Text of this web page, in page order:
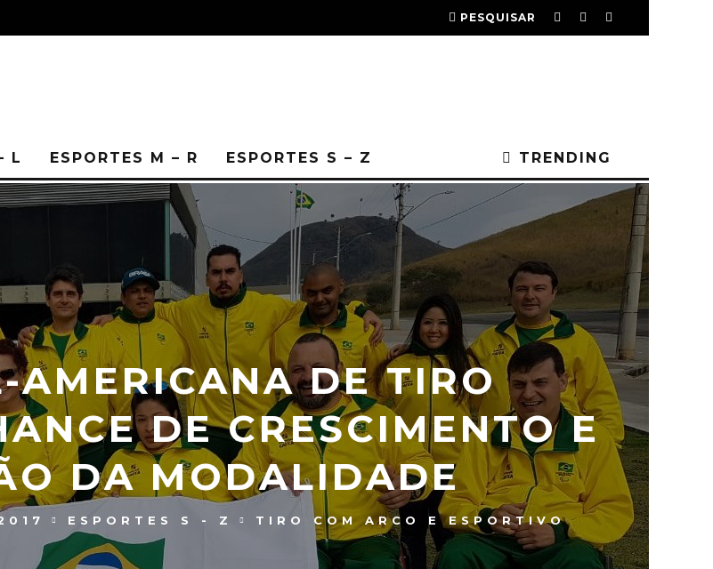
PESQUISAR
L ESPORTES M – R ESPORTES S – Z TRENDING
AMERICANA DE TIRO
DE CRESCIMENTO E
DA MODALIDADE
ESPORTES S - Z TIRO COM ARCO E ESPORTIVO